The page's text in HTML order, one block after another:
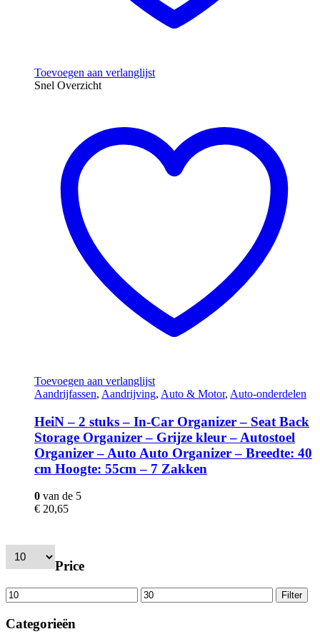
Toevoegen aan verlanglijst
Snel Overzicht
Toevoegen aan verlanglijst
Aandrijfassen, Aandrijving, Auto & Motor, Auto-onderdelen
HeiN – 2 stuks – In-Car Organizer – Seat Back
Storage Organizer – Grijze kleur – Autostoel
Organizer – Auto Auto Organizer – Breedte: 40
cm Hoogte: 55cm – 7 Zakken
0 van de 5
€ 20,65
Price
Filter
Categorieën